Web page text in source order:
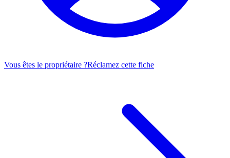
Vous êtes le propriétaire ?Réclamez cette fiche